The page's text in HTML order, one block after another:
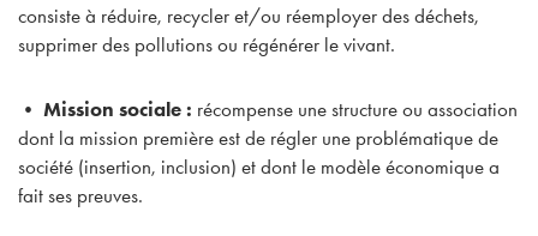
consiste à réduire, recycler et/ou réemployer des déchets,
supprimer des pollutions ou régénérer le vivant.
• Mission sociale : récompense une structure ou association
dont la mission première est de régler une problématique de
société (insertion, inclusion) et dont le modèle économique a
fait ses preuves.